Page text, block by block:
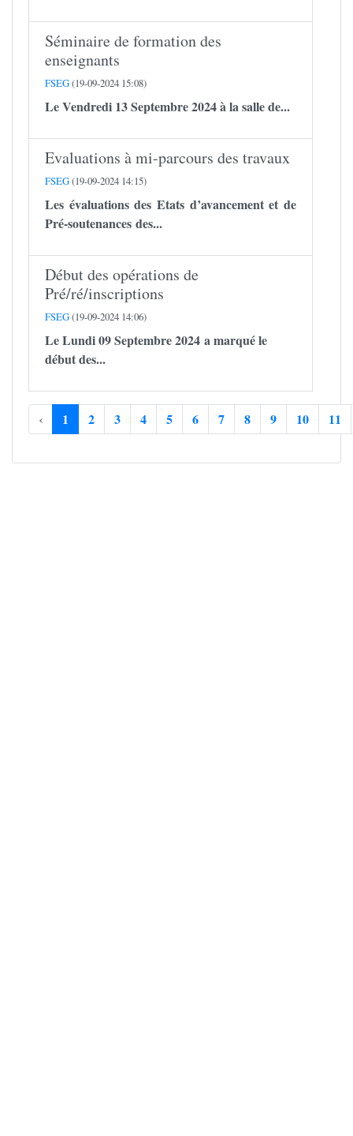
Séminaire de formation des
enseignants
FSEG(19-09-2024 15:08)
Le Vendredi 13 Septembre 2024 à la salle de...
Evaluations à mi-parcours des travaux
FSEG(19-09-2024 14:15)
Les évaluations des Etats d’avancement et de
Pré-soutenances des...
Début des opérations de
Pré/ré/inscriptions
FSEG(19-09-2024 14:06)
Le Lundi 09 Septembre 2024 a marqué le
début des...
‹ 1 2 3 4 5 6 7 8 9 10 11